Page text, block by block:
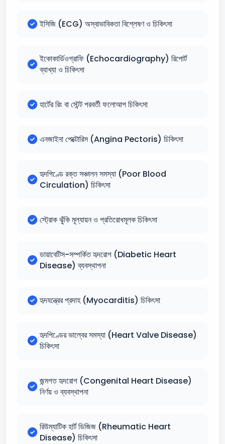
ইসিজি (ECG) অস্বাভাবিকতা বিশ্লেষণ ও চিকিৎসা
ইকোকার্ডিওগ্রাফি (Echocardiography) রিপোর্ট
ব্যাখ্যা ও চিকিৎসা
হার্টের রিং বা স্টেন্ট পরবর্তী ফলোআপ চিকিৎসা
এনজাইনা পেক্টোরিস (Angina Pectoris) চিকিৎসা
হৃদপিণ্ডে রক্ত সঞ্চালন সমস্যা (Poor Blood
Circulation) চিকিৎসা
স্ট্রোক ঝুঁকি মূল্যায়ন ও প্রতিরোধমূলক চিকিৎসা
ডায়াবেটিস-সম্পর্কিত হৃদরোগ (Diabetic Heart
Disease) ব্যবস্থাপনা
হৃদযন্ত্রের প্রদাহ (Myocarditis) চিকিৎসা
হৃদপিণ্ডের ভাল্বের সমস্যা (Heart Valve Disease)
চিকিৎসা
জন্মগত হৃদরোগ (Congenital Heart Disease)
নির্ণয় ও ব্যবস্থাপনা
রিউম্যাটিক হার্ট ডিজিজ (Rheumatic Heart
Disease) চিকিৎসা